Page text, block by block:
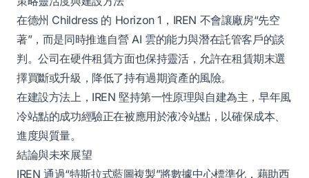
在德州 Childress 的 Horizon 1，IREN 不會讓廠房“先空
著”，而是同時推進自營 AI 雲的能力與潛在託管客戶的談
判。公司在硬件租賃方面也保持靈活，允許在租賃期末選
擇買斷或升級，降低了持有過期資產的風險。
在建設方法上，IREN 堅持第一性原理與自建為主，早年風
冷站點的成功經驗正在被應用於液冷站點，以確保成本、
進度與質量。
結論與未來展望
IREN 通過“特斯拉式藍圖複製”將數據中心標準化，藉助西